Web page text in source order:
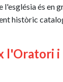
l'església és en
històric
l'Oratori i